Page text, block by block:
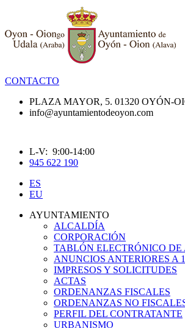
CONTACTO
PLAZA MAYOR, 5. 01320 OYÓN-
info@ayuntamientodeoyon.com
L-V: 9:00-14:00
945 622 190
ES
EU
AYUNTAMIENTO
ALCALDÍA
CORPORACIÓN
TABLÓN ELECTRÓNICO DE
ANUNCIOS ANTERIORES A
IMPRESOS Y SOLICITUDES
ACTAS
ORDENANZAS FISCALES
ORDENANZAS NO
PERFIL DEL CONTRATANTE
URBANISMO